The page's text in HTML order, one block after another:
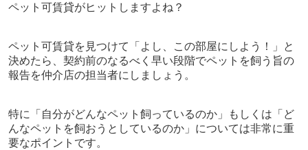
ペット可賃貸がヒットしますよね？
ペット可賃貸を見つけて「よし、この部屋にしよう！」と
決めたら、契約前のなるべく早い段階でペットを飼う旨の
報告を仲介店の担当者にしましょう。
特に「自分がどんなペット飼っているのか」もしくは「ど
んなペットを飼おうとしているのか」については非常に重
要なポイントです。